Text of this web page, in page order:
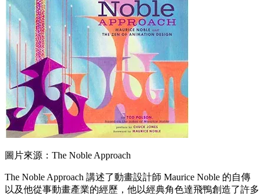
圖片來源：The Noble Approach
The Noble Approach 講述了動畫設計師 Maurice Noble 的自傳
以及他從事動畫產業的經歷，他以經典角色達飛鴨創造了許多